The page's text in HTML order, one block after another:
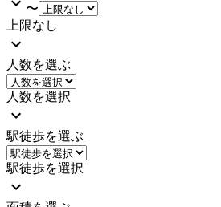
〜
上限なし
人数を選ぶ
人数を選択
駅徒歩を選ぶ
駅徒歩を選択